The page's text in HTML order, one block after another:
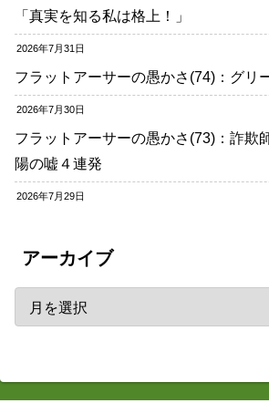
「真実を知る私は格上！」
2026年7月31日
フラットアーサーの愚かさ(74)：グリ
2026年7月30日
フラットアーサーの愚かさ(73)：詐欺
陽の嘘４連発
2026年7月29日
アーカイブ